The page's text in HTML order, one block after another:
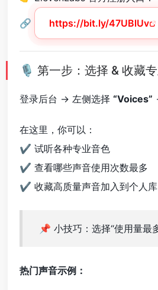
🔗 https://bit.ly/47UBlUv
🎙️ 第一步：选择 & 收藏
登录后台 → 左侧选择 “Voices”
在这里，你可以：
✔ 试听各种专业音色
✔ 查看哪些声音使用次数最多
✔ 收藏高质量声音加入到个人库
📌 小技巧：选择“使用量最
热门声音示例：